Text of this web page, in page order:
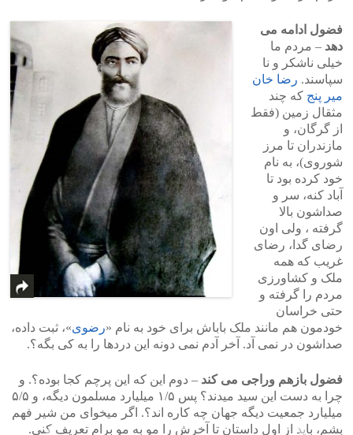
فضول ادامه می
دهد – مردم ما
خیلی ناشکر و نا
سپاسند. رضا خان
میر پنج که چند
مثقال زمین (فقط
از گرگان، و
مازندران تا مرز
شوروی)، به نام
خود کرده بود تا
آباد کنه، سر و
صداشون بالا
گرفته ، ولی اون
رضای گدا، رضای
غریب که همه
ملک و کشاورزی
مردم را گرفته و
حتی خراسان
خودمون هم مانند ملک باباش برای خود به نام «رضوی»، ثبت داده،
صداشون در نمی آد. آخر آدم نمی دونه این دردها را به کی بگه؟.
فضول بازهم وراجی می کند – دوم این که این پرچم کجا بوده؟. و
چرا به دست این سید میدند؟ پس ۱/۵ میلیارد مسلمون دیگه، و ۵/۵
میلیارد جمعیت دیگه جهان چه کاره اند؟. اگر میخوای من شیر فهم
بشم، باید از اول داستان تا آخرش را مو به مو برام تعریف کنی.